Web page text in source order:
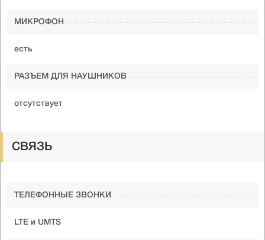
МИКРОФОН
есть
РАЗЪЕМ ДЛЯ НАУШНИКОВ
отсутствует
СВЯЗЬ
ТЕЛЕФОННЫЕ ЗВОНКИ
LTE и UMTS